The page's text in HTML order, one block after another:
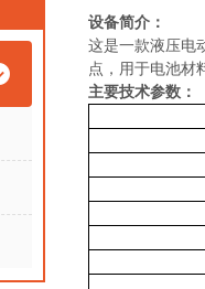
设备简介：
这是一款液压电
点，用于电池材
主要技术参数：